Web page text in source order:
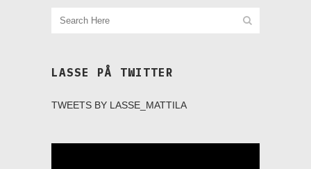
LASSE PÅ TWITTER
TWEETS BY LASSE_MATTILA